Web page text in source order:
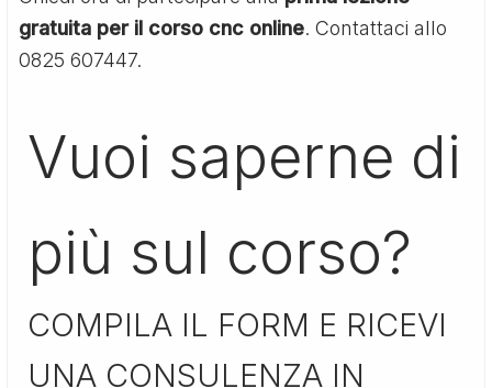
gratuita per il corso cnc online. Contattaci allo
0825 607447.
Vuoi saperne di
più sul corso?
COMPILA IL FORM E RICEVI
UNA CONSULENZA IN